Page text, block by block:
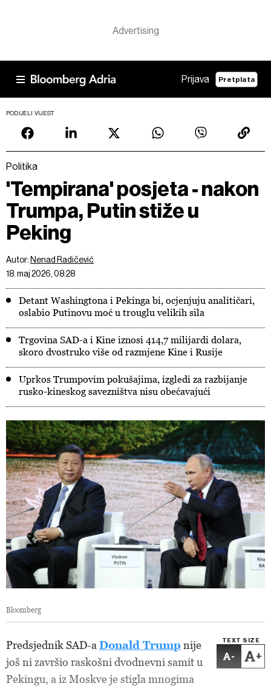
Prijava Pretplata
PODIJELI VIJEST
Politika
'Tempirana' posjeta - nakon
Trumpa, Putin stiže u
Peking
Autor: Nenad Radičević
18. maj 2026, 08:28
Detant Washingtona i Pekinga bi, ocjenjuju analitičari,
oslabio Putinovu moć u trouglu velikih sila
Trgovina SAD-a i Kine iznosi 414,7 milijardi dolara,
skoro dvostruko više od razmjene Kine i Rusije
Uprkos Trumpovim pokušajima, izgledi za razbijanje
rusko-kineskog savezništva nisu obećavajući
Bloomberg
TEXT SIZE
- +
Predsjednik SAD-a Donald Trumpnije
još ni završio raskošni dvodnevni samit u
Pekingu, a iz Moskve je stigla mnogima